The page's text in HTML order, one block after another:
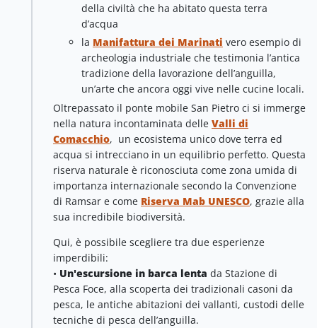
della civiltà che ha abitato questa terra
d’acqua
la Manifattura dei Marinati vero esempio di
archeologia industriale che testimonia l’antica
tradizione della lavorazione dell’anguilla,
un’arte che ancora oggi vive nelle cucine locali.
Oltrepassato il ponte mobile San Pietro ci si immerge
nella natura incontaminata delle Valli di
Comacchio, un ecosistema unico dove terra ed
acqua si intrecciano in un equilibrio perfetto. Questa
riserva naturale è riconosciuta come zona umida di
importanza internazionale secondo la Convenzione
di Ramsar e come Riserva Mab UNESCO, grazie alla
sua incredibile biodiversità.
Qui, è possibile scegliere tra due esperienze
imperdibili:
• Un'escursione in barca lenta da Stazione di
Pesca Foce, alla scoperta dei tradizionali casoni da
pesca, le antiche abitazioni dei vallanti, custodi delle
tecniche di pesca dell’anguilla.